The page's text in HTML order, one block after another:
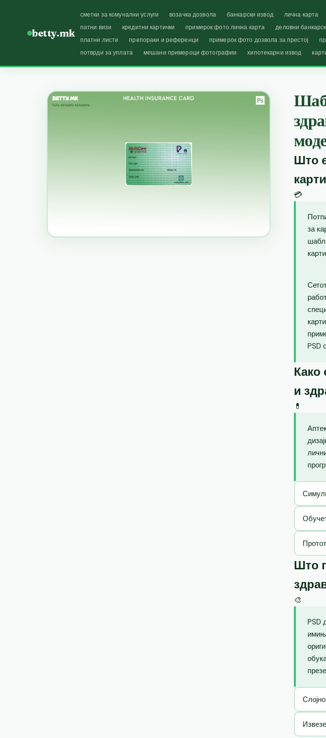
betty.mk
сметки за комунални услуги возачка дозвола банкарски извод лична карта
патни визи
кредитни картички примерок фото лична карта деловни
платни листи
препораки и референци примерок фото дозвола за престој
потврди за уплата
мешани примероци фотографии хипотекарни извод
Што
💳
за
PSD
Како
и
💊
Што
🎨
PSD